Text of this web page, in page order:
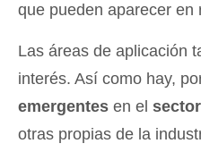
que pueden aparecer en
Las áreas de aplicación
interés. Así como hay,
emergentes en el
otras propias de la